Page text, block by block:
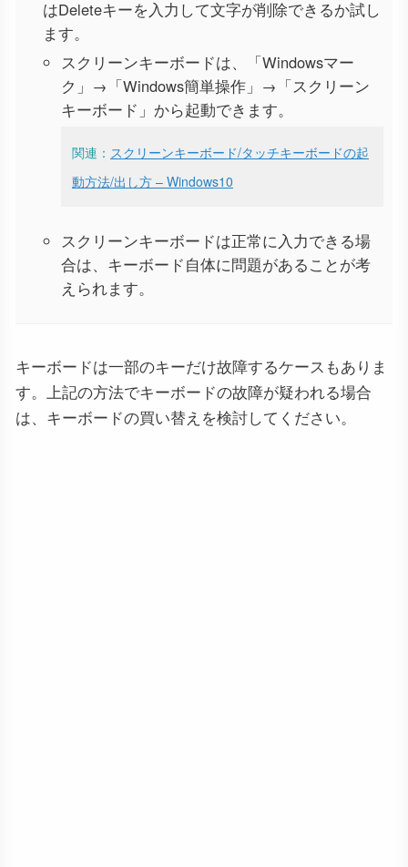
はDeleteキーを入力して文字が削除できるか試し
ます。
スクリーンキーボードは、「Windowsマー
ク」→「Windows簡単操作」→「スクリーン
キーボード」から起動できます。
関連： スクリーンキーボード/タッチキーボードの起
動方法/出し方 – Windows10
スクリーンキーボードは正常に入力できる場
合は、キーボード自体に問題があることが考
えられます。
キーボードは一部のキーだけ故障するケースもありま
す。上記の方法でキーボードの故障が疑われる場合
は、キーボードの買い替えを検討してください。